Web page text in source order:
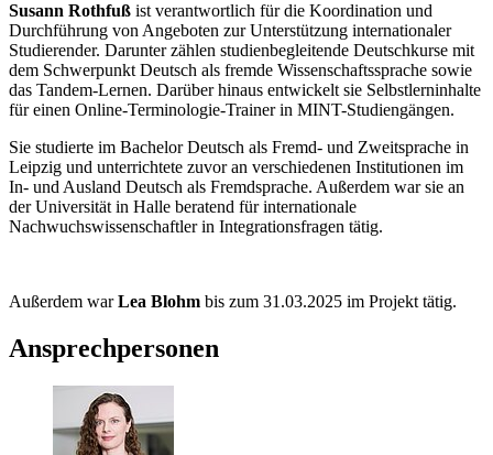
Susann Rothfuß ist verantwortlich für die Koordination und
Durchführung von Angeboten zur Unterstützung internationaler
Studierender. Darunter zählen studienbegleitende Deutschkurse mit
dem Schwerpunkt Deutsch als fremde Wissenschaftssprache sowie
das Tandem-Lernen. Darüber hinaus entwickelt sie Selbstlerninhalte
für einen Online-Terminologie-Trainer in MINT-Studiengängen.
Sie studierte im Bachelor Deutsch als Fremd- und Zweitsprache in
Leipzig und unterrichtete zuvor an verschiedenen Institutionen im
In- und Ausland Deutsch als Fremdsprache. Außerdem war sie an
der Universität in Halle beratend für internationale
Nachwuchswissenschaftler in Integrationsfragen tätig.
Außerdem warLea Blohm bis zum 31.03.2025 im Projekt tätig.
Ansprechpersonen